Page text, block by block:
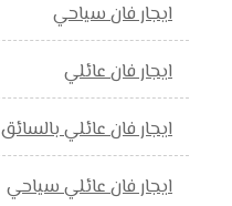
ايجار فان سياحي
ايجار فان عائلي
ايجار فان عائلي بالسائق
ايجار فان عائلي سياحي